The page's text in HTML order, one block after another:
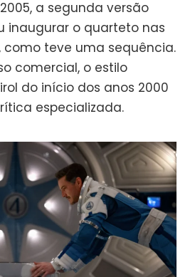
a segunda versão
inaugurar o quarteto nas
como teve uma sequência.
comercial, o estilo
do início dos anos 2000
especializada.